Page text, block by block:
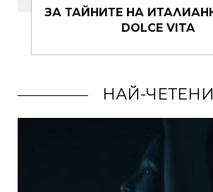
НА ИТАЛИАНКИТЕ И LA
НАЙ-ЧЕТЕНИ